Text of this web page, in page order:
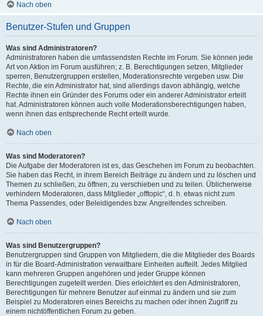
Nach oben
Benutzer-Stufen und Gruppen
Was sind Administratoren?
Administratoren haben die umfassendsten Rechte im Forum. Sie können jede
Art von Aktion im Forum ausführen; z. B. Berechtigungen setzen, Mitglieder
sperren, Benutzergruppen erstellen, Moderationsrechte vergeben usw. Die
Rechte, die ein Administrator hat, sind allerdings davon abhängig, welche
Rechte ihnen ein Gründer des Forums oder ein anderer Administrator erteilt
hat. Administratoren können auch volle Moderationsberechtigungen haben,
wenn ihnen das entsprechende Recht erteilt wurde.
Nach oben
Was sind Moderatoren?
Die Aufgabe der Moderatoren ist es, das Geschehen im Forum zu beobachten.
Sie haben das Recht, in ihrem Bereich Beiträge zu ändern und zu löschen und
Themen zu schließen, zu öffnen, zu verschieben und zu teilen. Üblicherweise
verhindern Moderatoren, dass Mitglieder „offtopic“, d. h. etwas nicht zum
Thema Passendes, oder Beleidigendes bzw. Angreifendes schreiben.
Nach oben
Was sind Benutzergruppen?
Benutzergruppen sind Gruppen von Mitgliedern, die die Mitglieder des Boards
in für die Board-Administration verwaltbare Einheiten aufteilt. Jedes Mitglied
kann mehreren Gruppen angehören und jeder Gruppe können
Berechtigungen zugeteilt werden. Dies erleichtert es den Administratoren,
Berechtigungen für mehrere Benutzer auf einmal zu ändern und sie zum
Beispiel zu Moderatoren eines Bereichs zu machen oder ihnen Zugriff zu
einem nichtöffentlichen Forum zu geben.